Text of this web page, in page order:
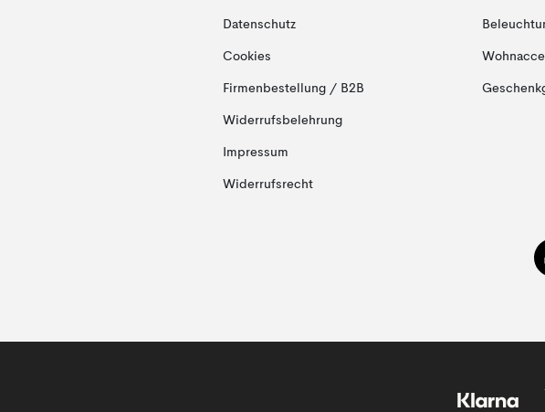
Datenschutz
Cookies
Firmenbestellung / B2B
Widerrufsbelehrung
Impressum
Widerrufsrecht